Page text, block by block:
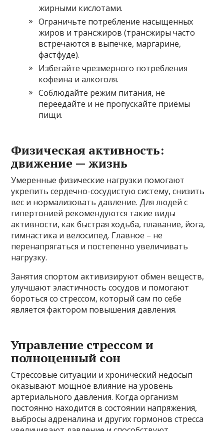
жирными кислотами.
Ограничьте потребление насыщенных
жиров и трансжиров (трансжиры часто
встречаются в выпечке, маргарине,
фастфуде).
Избегайте чрезмерного потребления
кофеина и алкоголя.
Соблюдайте режим питания, не
переедайте и не пропускайте приёмы
пищи.
Физическая активность:
движение — жизнь
Умеренные физические нагрузки помогают
укрепить сердечно-сосудистую систему, снизить
вес и нормализовать давление. Для людей с
гипертонией рекомендуются такие виды
активности, как быстрая ходьба, плавание, йога,
гимнастика и велосипед. Главное – не
перенапрягаться и постепенно увеличивать
нагрузку.
Занятия спортом активизируют обмен веществ,
улучшают эластичность сосудов и помогают
бороться со стрессом, который сам по себе
является фактором повышения давления.
Управление стрессом и
полноценный сон
Стрессовые ситуации и хронический недосып
оказывают мощное влияние на уровень
артериального давления. Когда организм
постоянно находится в состоянии напряжения,
выбросы адреналина и других гормонов стресса